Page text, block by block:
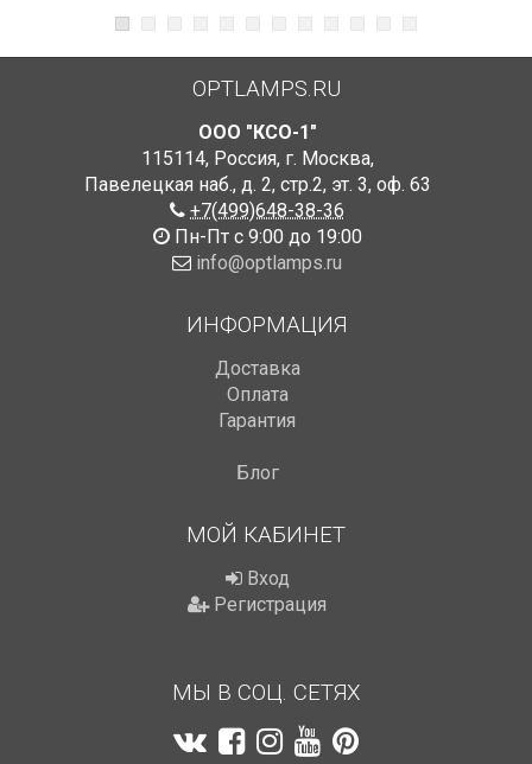
OPTLAMPS.RU
ООО "КСО-1"
115114, Россия, г. Москва,
Павелецкая наб., д. 2, стр.2, эт. 3, оф. 63
+7(499)648-38-36
Пн-Пт с 9:00 до 19:00
info@optlamps.ru
ИНФОРМАЦИЯ
Доставка
Оплата
Гарантия
Блог
МОЙ КАБИНЕТ
Вход
Регистрация
МЫ В СОЦ. СЕТЯХ